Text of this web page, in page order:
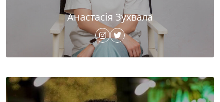
Анастасія Зухвала